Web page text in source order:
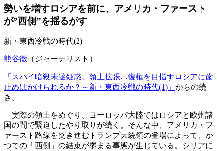
勢いを増すロシアを前に、アメリカ・ファースト
が”西側”を揺るがす
新・東西冷戦の時代(2)
熊谷徹 （ジャーナリスト）
「スパイ暗殺未遂疑惑、領土拡張…復権を目指すロシアに歯
止めはかけられるか？～新・東西冷戦の時代(1)」 からの続
き。
実際の領土をめぐり、ヨーロッパ大陸ではロシアと欧州諸
国の間で緊迫したやり取りが続く。そんな中、アメリカ・フ
ァースト路線を突き進むトランプ大統領の登場によって、か
つての「西側」の結束が弱まる事態が生じている。シリアに